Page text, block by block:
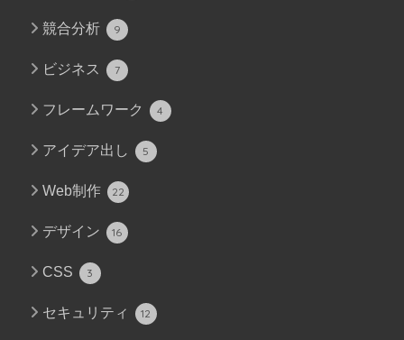
競合分析 9
ビジネス 7
フレームワーク 4
アイデア出し 5
Web制作 22
デザイン 16
CSS 3
セキュリティ 12